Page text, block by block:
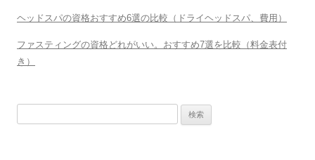
ヘッドスパの資格おすすめ6選の比較（ドライヘッドスパ、費用）
ファスティングの資格どれがいい。おすすめ7選を比較（料金表付
き）
索: